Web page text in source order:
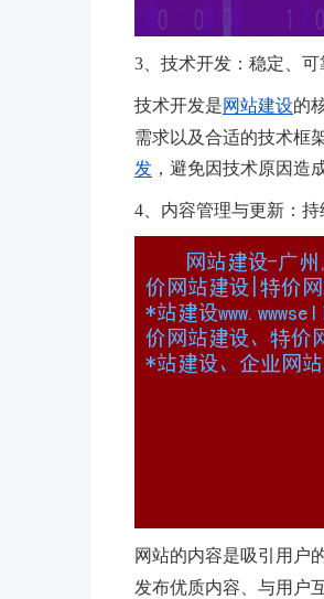
3、技术开发：稳定、可
技术开发是网站建设的
需求以及合适的技术框
发 ，避免因技术原因造
4、内容管理与更新：
网站的内容是吸引用户
发布优质内容、与用户